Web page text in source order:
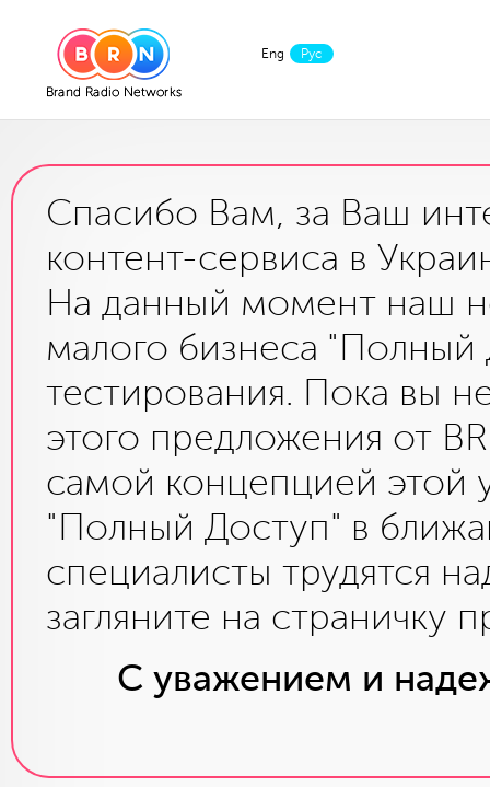
Eng Рус
Спасибо Вам, за Ваш
контент-сервиса в
На данный момент наш
малого бизнеса "Полный
тестирования. Пока вы
этого предложения от
самой концепцией этой
"Полный Доступ" в
специалисты трудятся
загляните на страничку
С уважением и